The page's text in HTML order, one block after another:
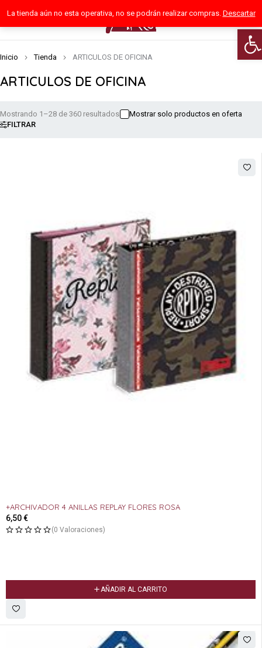
La tienda aún no esta operativa, no se podrán realizar compras. Descartar
0
ARTICULOS DE OFICINA
Inicio Tienda ARTICULOS DE OFICINA
FILTRAR
Mostrando 1–28 de 360 resultados Mostrar solo productos en oferta
+ARCHIVADOR 4 ANILLAS REPLAY FLORES ROSA
6,50€
(0 Valoraciones)
AÑADIR AL CARRITO